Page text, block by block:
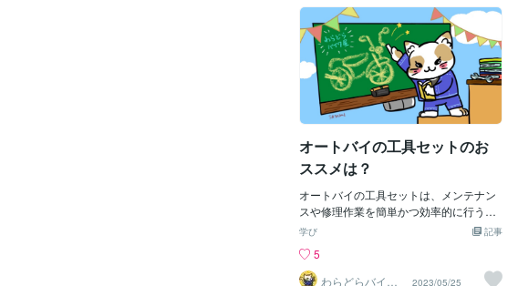
きたんですがここで！暗礁に乗り上げた
感はありまあすじつはJIS規格の載って居
ない工具で日本製で有名な工具ある！そ
れは！KTCのネプロスと言う工具です発
売当時はJIS規格に縛られない良い工具だ
と！！！いまは！まさに「JIS規格に縛ら
れない良い工具」ということなんだろう
もうJIS規格が安全の道筋ではないならこ
こでおススメ工具セットはなおさらKTC
の工具になりますねプロが使っても壊れ
ない精度もしっかりとしてるKTCが実績
があるじつはSK11のソケットとスイベル
ラチャットを買ってみてこの話になる見
た感じはSK11はしっかりしているやはり
工具の強度を測っている工具屋さんだよ
りになるよね※工具の強度は慎重になりた
い
オートバイの工具セットのお
ススメは？
オートバイの工具セットは、メンテナン
スや修理作業を簡単かつ効率的に行うた
めに重要です。以下は、オートバイの工
ット：メトリックサイズのレンチセット
が必要です。一般的なサイズ（8mmから
記事
学び
5
わらどらバイク
2023/05/25